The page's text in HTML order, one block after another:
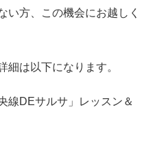
い方、この機会にお越しく
細は以下になります。
DEサルサ」レッスン＆